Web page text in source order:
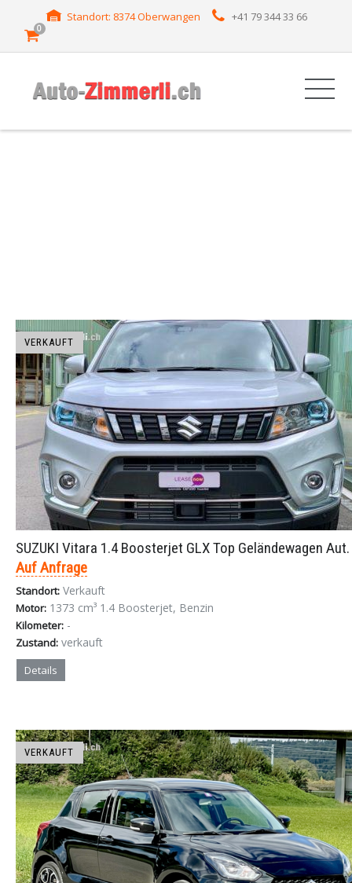
Standort: 8374 Oberwangen +41 79 344 33 66
0
VERKAUFT
SUZUKI Vitara 1.4 Boosterjet GLX Top Geländewagen
Auf Anfrage
Standort: Verkauft
Motor: 1373 cm³ 1.4 Boosterjet, Benzin
Kilometer: -
Zustand: verkauft
Details
VERKAUFT